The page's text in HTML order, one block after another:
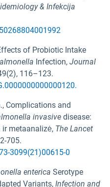
& Infekcija
of Probiotic Intake
Infection, Journal
116–123.
Complications and
invasive disease:
metaanalizė, The Lancet
705.
3099(21)00615-0
enterica Serotype
Variants, Infection and